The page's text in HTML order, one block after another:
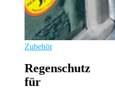
Zubehör
Regenschutz
für